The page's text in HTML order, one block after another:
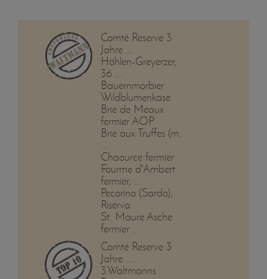
Comté Reserve 3
Jahre ...
Höhlen-Greyerzer,
36 ...
Bauernmorbier
Wildblumenkäse
Brie de Meaux
fermier AOP
Brie aux Truffes (m.
...
Chaource fermier
Fourme d'Ambert
fermier, ...
Pecorino (Sardo),
Riserva
St. Maure Asche
fermier ...
Comté Reserve 3
Jahre ...
3.Waltmanns